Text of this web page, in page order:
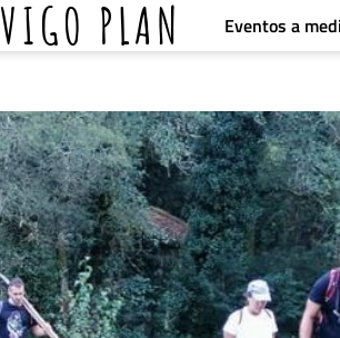
VIGO PLAN Eventos a